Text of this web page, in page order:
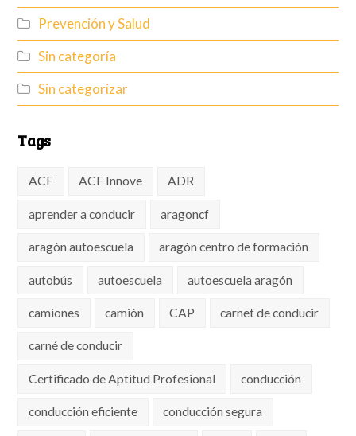
Prevención y Salud
Sin categoría
Sin categorizar
Tags
ACF ACF Innove ADR
aprender a conducir aragoncf
aragón autoescuela aragón centro de formación
autobús autoescuela autoescuela aragón
camiones camión CAP carnet de conducir
carné de conducir
Certificado de Aptitud Profesional conducción
conducción eficiente conducción segura